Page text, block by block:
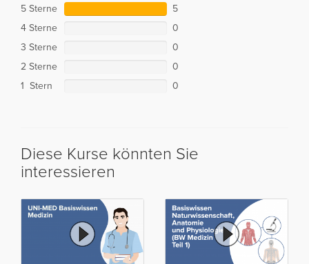
5 Sterne
5
4 Sterne
0
3 Sterne
0
2 Sterne
0
1 Stern
0
Diese Kurse könnten Sie
interessieren